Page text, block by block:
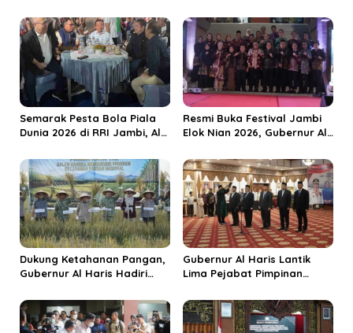
s
i
p
o
s
Semarak Pesta Bola Piala
Dunia 2026 di RRI Jambi, Al
Ekonomi Rakyat
Resmi Buka Festival Jambi
Elok Nian 2026, Gubernur Al
Jadi Destinasi Wisata
Budaya Unggulan
Dukung Ketahanan Pangan,
Gubernur Al Haris Hadiri
Kabupaten Tanjungjabung
Timur
Gubernur Al Haris Lantik
Lima Pejabat Pimpinan
Penguatan Kinerja dan
Integritas